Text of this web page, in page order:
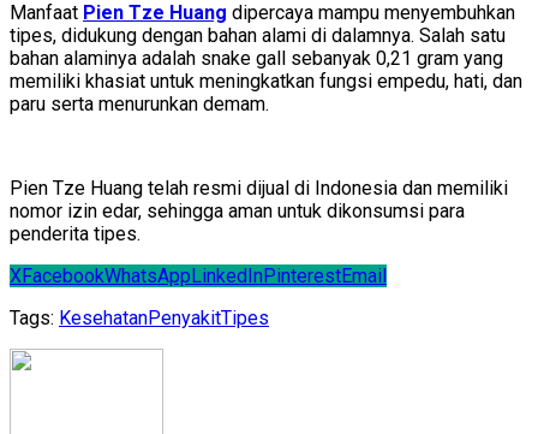
Manfaat Pien Tze Huang dipercaya mampu menyembuhkan
tipes, didukung dengan bahan alami di dalamnya. Salah satu
bahan alaminya adalah snake gall sebanyak 0,21 gram yang
memiliki khasiat untuk meningkatkan fungsi empedu, hati, dan
paru serta menurunkan demam.
Pien Tze Huang telah resmi dijual di Indonesia dan memiliki
nomor izin edar, sehingga aman untuk dikonsumsi para
penderita tipes.
XFacebookWhatsApp LinkedIn PinterestEmail
Tags: KesehatanPenyakitTipes